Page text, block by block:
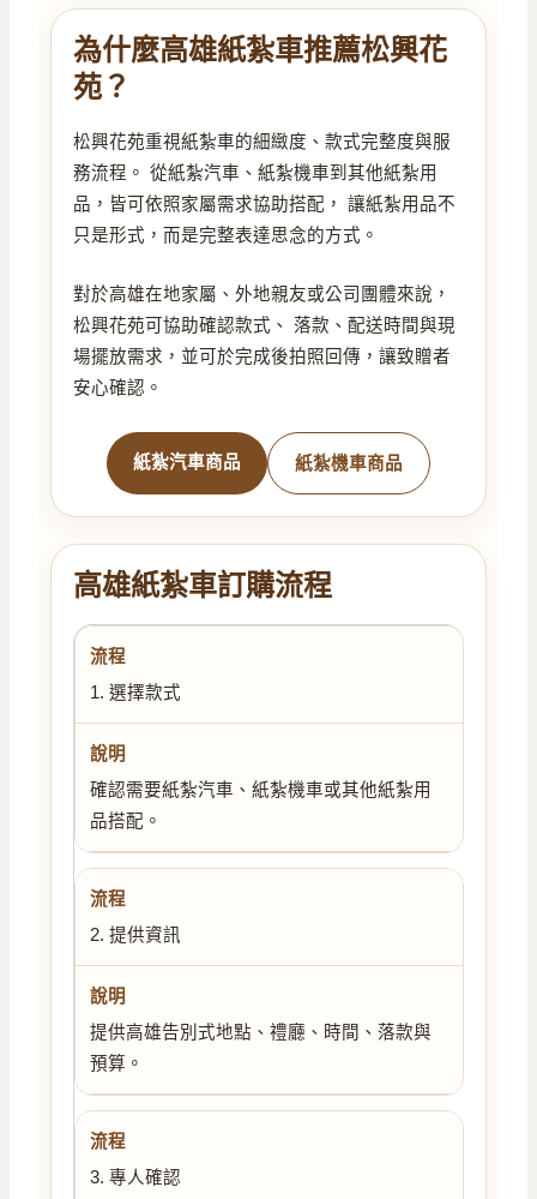
為什麼高雄紙紮車推薦松興花
苑？
松興花苑重視紙紮車的細緻度、款式完整度與服
務流程。 從紙紮汽車、紙紮機車到其他紙紮用
品，皆可依照家屬需求協助搭配， 讓紙紮用品不
只是形式，而是完整表達思念的方式。
對於高雄在地家屬、外地親友或公司團體來說，
松興花苑可協助確認款式、 落款、配送時間與現
場擺放需求，並可於完成後拍照回傳，讓致贈者
安心確認。
紙紮汽車商品 紙紮機車商品
高雄紙紮車訂購流程
1. 選擇款式
確認需要紙紮汽車、紙紮機車或其他紙紮用
品搭配。
2. 提供資訊
提供高雄告別式地點、禮廳、時間、落款與
預算。
3. 專人確認